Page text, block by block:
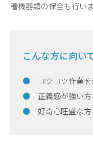
種機器類の保全も行いま
こんな方に向い
コツコツ作業
正義感が強い方
好奇心旺盛な方